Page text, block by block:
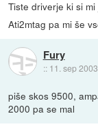
Tiste driverje ki si
Ati2mtag pa mi še
Fury
:: 11. sep
piše skos 9500,
2000 pa se mal